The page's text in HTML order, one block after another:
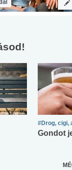
#Drog, cigi,
Gondot